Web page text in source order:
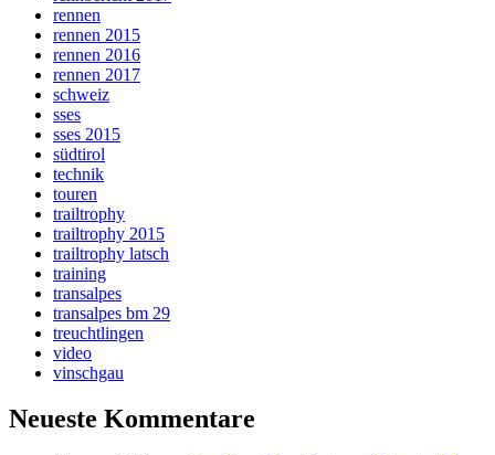
rennen
rennen 2015
rennen 2016
rennen 2017
schweiz
sses
sses 2015
südtirol
technik
touren
trailtrophy
trailtrophy 2015
trailtrophy latsch
training
transalpes
transalpes bm 29
treuchtlingen
video
vinschgau
Neueste Kommentare